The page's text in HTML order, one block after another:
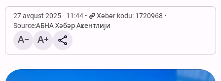
27 avqust 2025 - 11:44
Xəbər kodu: 1720968
Source:АБНА Хәбәр Аҝентлији